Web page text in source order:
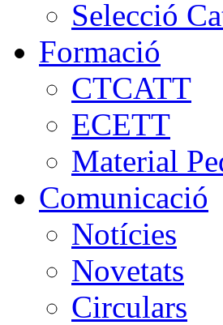
Selecció
Formació
CTCATT
ECETT
Material
Comunicació
Notícies
Novetats
Circulars